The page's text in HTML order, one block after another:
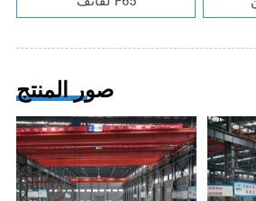
صور المنتج